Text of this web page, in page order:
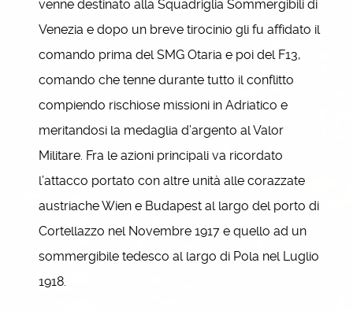
venne destinato alla Squadriglia Sommergibili di
Venezia e dopo un breve tirocinio gli fu affidato il
comando prima del SMG Otaria e poi del F13,
comando che tenne durante tutto il conflitto
compiendo rischiose missioni in Adriatico e
meritandosi la medaglia d’argento al Valor
Militare. Fra le azioni principali va ricordato
l’attacco portato con altre unità alle corazzate
austriache Wien e Budapest al largo del porto di
Cortellazzo nel Novembre 1917 e quello ad un
sommergibile tedesco al largo di Pola nel Luglio
1918.